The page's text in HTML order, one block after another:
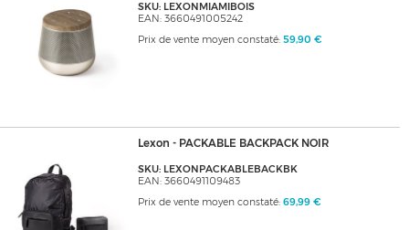
SKU: LEXONMIAMIBOIS
EAN: 3660491005242
Prix de vente moyen constaté: 59,90 €
Lexon - PACKABLE BACKPACK NOIR
SKU: LEXONPACKABLEBACKBK
EAN: 3660491109483
Prix de vente moyen constaté: 69,99 €